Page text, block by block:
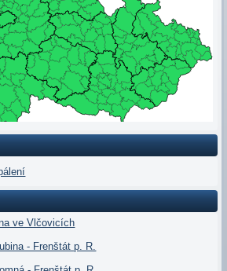
ve Vlčovicích
- Frenštát p. R.